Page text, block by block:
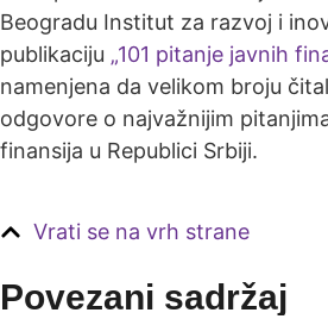
Beogradu Institut za razvoj i
publikaciju „101 pitanje javnih
namenjena da velikom broju
odgovore o najvažnijim
finansija u Republici Srbiji.
Vrati se na vrh strane
Povezani sadržaj